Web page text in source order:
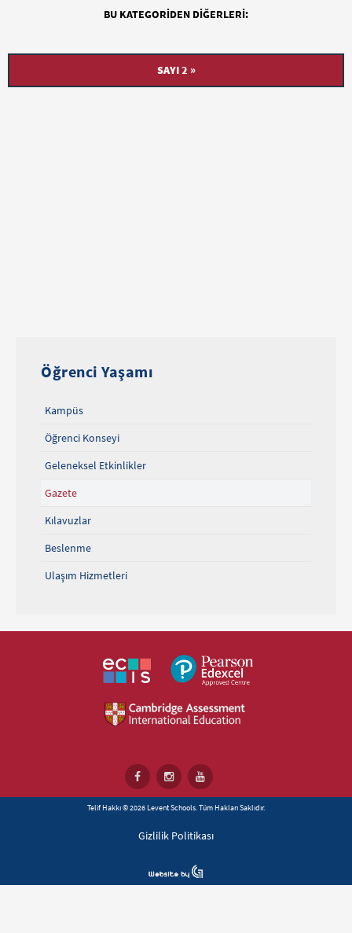
BU KATEGORIDEN DIĞERLERI:
SAYI 2 »
Öğrenci Yaşamı
Kampüs
Öğrenci Konseyi
Geleneksel Etkinlikler
Gazete
Kılavuzlar
Beslenme
Ulaşım Hizmetleri
Telif Hakkı © 2026 Levent Schools. Tüm Hakları Saklıdır.
Gizlilik Politikası